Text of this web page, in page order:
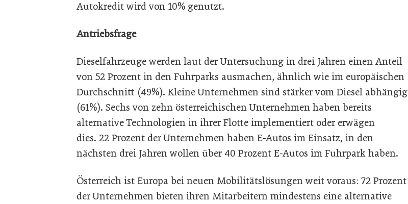
Autokredit wird von 10% genutzt.
Antriebsfrage
Dieselfahrzeuge werden laut der Untersuchung in drei Jahren einen Anteil
von 52 Prozent in den Fuhrparks ausmachen, ähnlich wie im europäischen
Durchschnitt (49%). Kleine Unternehmen sind stärker vom Diesel abhängig
(61%). Sechs von zehn österreichischen Unternehmen haben bereits
alternative Technologien in ihrer Flotte implementiert oder erwägen
dies. 22 Prozent der Unternehmen haben E-Autos im Einsatz, in den
nächsten drei Jahren wollen über 40 Prozent E-Autos im Fuhrpark haben.
Österreich ist Europa bei neuen Mobilitätslösungen weit voraus: 72 Prozent
der Unternehmen bieten ihren Mitarbeitern mindestens eine alternative